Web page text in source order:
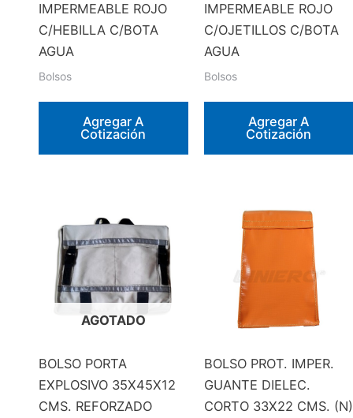
IMPERMEABLE ROJO
C/HEBILLA C/BOTA
AGUA
Bolsos
Agregar A
Cotización
IMPERMEABLE ROJO
C/OJETILLOS C/BOTA
AGUA
Bolsos
Agregar A
Cotización
AGOTADO
BOLSO PORTA
EXPLOSIVO 35X45X12
CMS. REFORZADO
BOLSO PROT. IMPER.
GUANTE DIELEC.
CORTO 33X22 CMS. (N)